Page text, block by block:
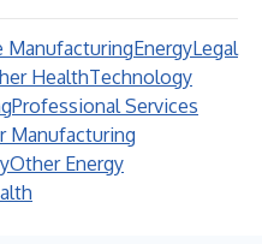
EnergyLegal
HealthTechnology
Professional Services
Manufacturing
Other Energy